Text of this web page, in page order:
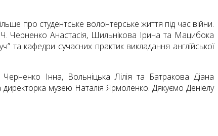
про студентське волонтерське життя під час війни.
Черненко Анастасія, Шильнікова Ірина та Мацибока
кафедри сучасних практик викладання англійської
Інна, Вольніцька Лілія та Батракова Діана
музею Наталія Ярмоленко. Дякуємо Деніелу